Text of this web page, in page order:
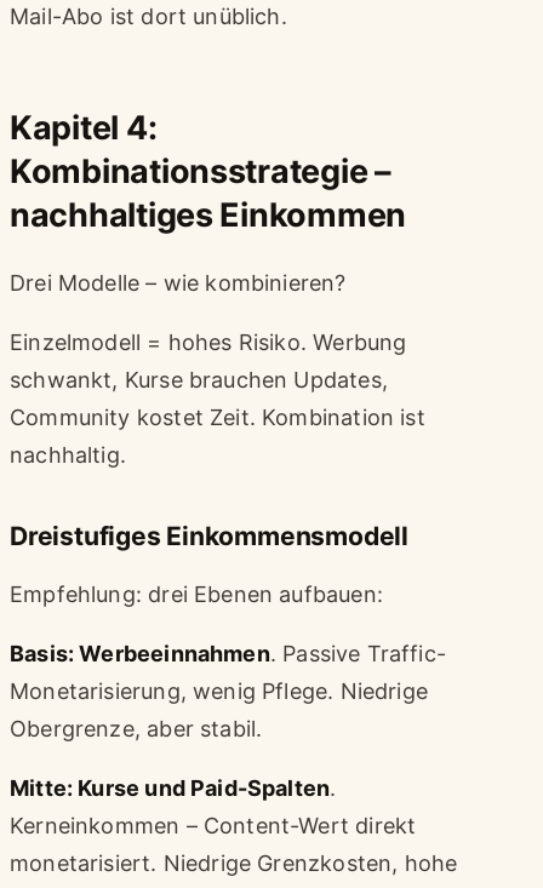
Mail-Abo ist dort unüblich.
Kapitel 4:
Kombinationsstrategie –
nachhaltiges Einkommen
Drei Modelle – wie kombinieren?
Einzelmodell = hohes Risiko. Werbung
schwankt, Kurse brauchen Updates,
Community kostet Zeit. Kombination ist
nachhaltig.
Dreistufiges Einkommensmodell
Empfehlung: drei Ebenen aufbauen:
Basis: Werbeeinnahmen. Passive Traffic-
Monetarisierung, wenig Pflege. Niedrige
Obergrenze, aber stabil.
Mitte: Kurse und Paid-Spalten.
Kerneinkommen – Content-Wert direkt
monetarisiert. Niedrige Grenzkosten, hohe